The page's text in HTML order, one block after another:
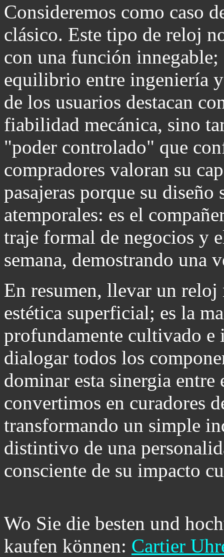
Consideremos como caso
clásico. Este tipo de reloj
con una función
equilibrio entre ingeniería
de los usuarios destacan
fiabilidad mecánica, sino
"poder controlado" que
compradores valoran su
pasajeras porque su diseño
atemporales: es el
traje formal de negocios y
semana, demostrando una
En resumen, llevar un reloj
estética superficial; es la
profundamente cultivado e
dialogar todos los
dominar esta sinergia
convertimos en curadores
transformando un simple
distintivo de una
consciente de su impacto
Wo Sie die besten und
kaufen können: Cartier